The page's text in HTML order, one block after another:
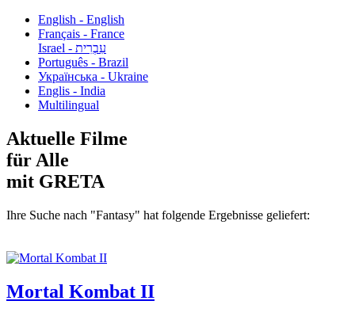
English - English
Français - France
עִבְרִית - Israel
Português - Brazil
Українська - Ukraine
Englis - India
Multilingual
Aktuelle Filme
für Alle
mit GRETA
Ihre Suche nach "Fantasy" hat folgende Ergebnisse geliefert:
Mortal Kombat II